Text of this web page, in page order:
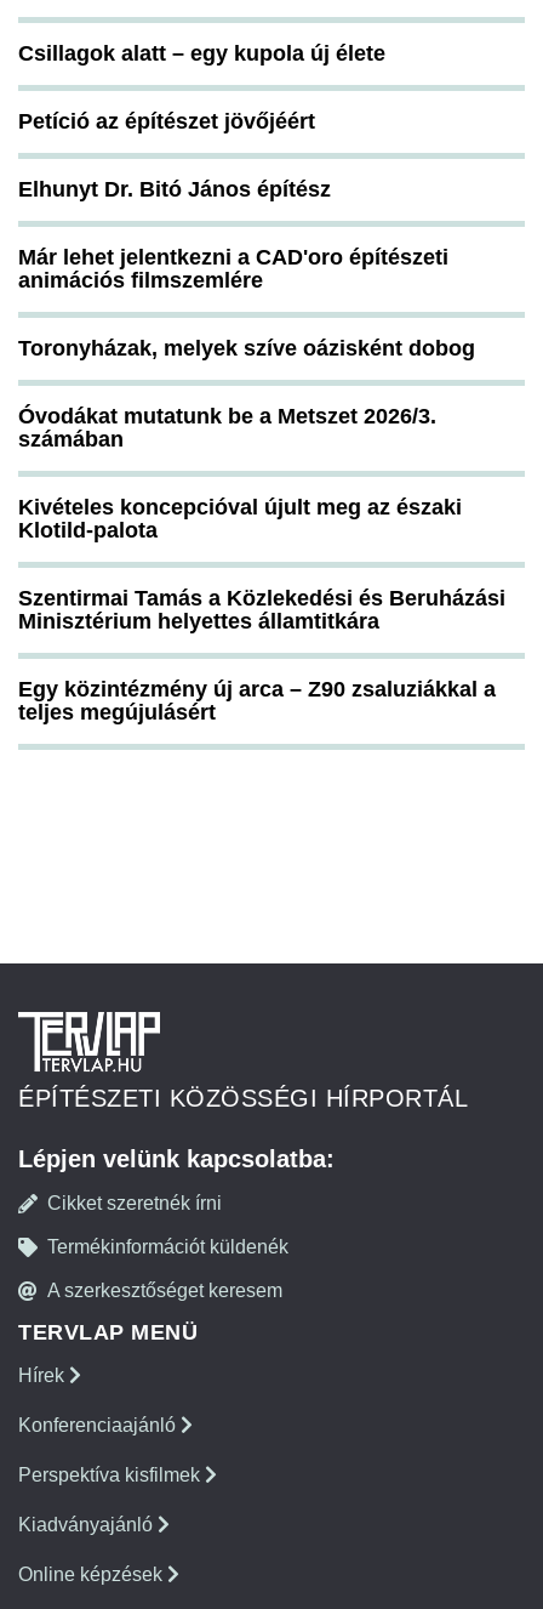
Csillagok alatt – egy kupola új élete
Petíció az építészet jövőjéért
Elhunyt Dr. Bitó János építész
Már lehet jelentkezni a CAD'oro építészeti
animációs filmszemlére
Toronyházak, melyek szíve oázisként dobog
Óvodákat mutatunk be a Metszet 2026/3.
számában
Kivételes koncepcióval újult meg az északi
Klotild-palota
Szentirmai Tamás a Közlekedési és Beruházási
Minisztérium helyettes államtitkára
Egy közintézmény új arca – Z90 zsaluziákkal a
teljes megújulásért
ÉPÍTÉSZETI KÖZÖSSÉGI HÍRPORTÁL
Lépjen velünk kapcsolatba:
Cikket szeretnék írni
Termékinformációt küldenék
A szerkesztőséget keresem
TERVLAP MENÜ
Hírek
Konferenciaajánló
Perspektíva kisfilmek
Kiadványajánló
Online képzések